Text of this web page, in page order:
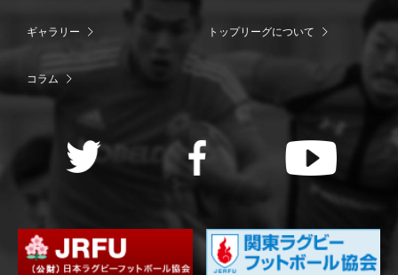
ギャラリー トップリーグについて
コラム